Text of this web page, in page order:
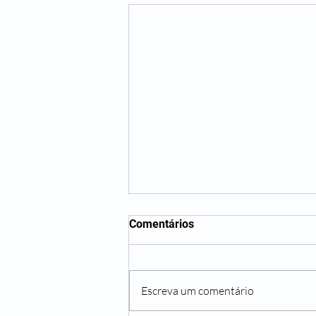
Guerreira, A Outra.
Comentários
Escreva um comentário